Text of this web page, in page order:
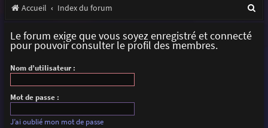
Accueil Index du forum
Le forum exige que vous soyez enregistré et connecté
pour pouvoir consulter le profil des membres.
Nom d’utilisateur :
Mot de passe :
J’ai oublié mon mot de passe